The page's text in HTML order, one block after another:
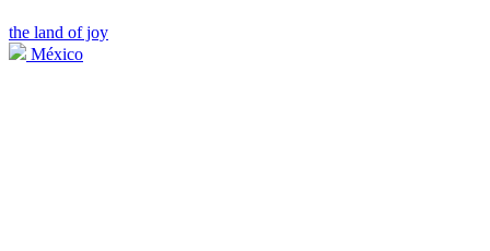
the land of joy
México